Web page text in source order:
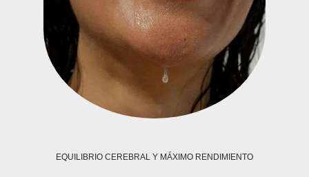
EQUILIBRIO CEREBRAL Y MÁXIMO RENDIMIENTO